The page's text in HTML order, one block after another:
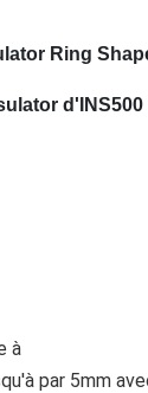
Ring
à
par 5mm